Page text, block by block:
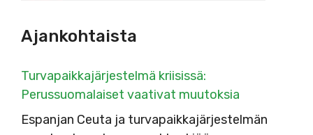
Ajankohtaista
Turvapaikkajärjestelmä kriisissä:
Perussuomalaiset vaativat muutoksia
Espanjan Ceuta ja turvapaikkajärjestelmän